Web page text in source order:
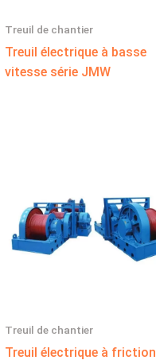
Treuil de chantier
Treuil électrique à basse
vitesse série JMW
Treuil de chantier
Treuil électrique à friction